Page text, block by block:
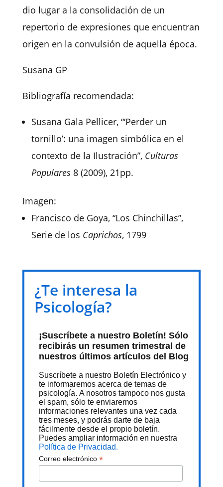
dio lugar a la consolidación de un
repertorio de expresiones que encuentran
origen en la convulsión de aquella época.
Susana GP
Bibliografía recomendada:
Susana Gala Pellicer, “‘Perder un
tornillo’: una imagen simbólica en el
contexto de la Ilustración”, Culturas
Populares8 (2009), 21pp.
Imagen:
Francisco de Goya, “Los Chinchillas”,
Serie de los Caprichos, 1799
¿Te interesa la
Psicología?
¡Suscríbete a nuestro Boletín! Sólo
recibirás un resumen trimestral de
nuestros últimos artículos del Blog
Suscríbete a nuestro Boletín Electrónico y
te informaremos acerca de temas de
psicología. A nosotros tampoco nos gusta
el spam, sólo te enviaremos
informaciones relevantes una vez cada
tres meses, y podrás darte de baja
fácilmente desde el propio boletín.
Puedes ampliar información en nuestra
Política de Privacidad.
Correo electrónico*